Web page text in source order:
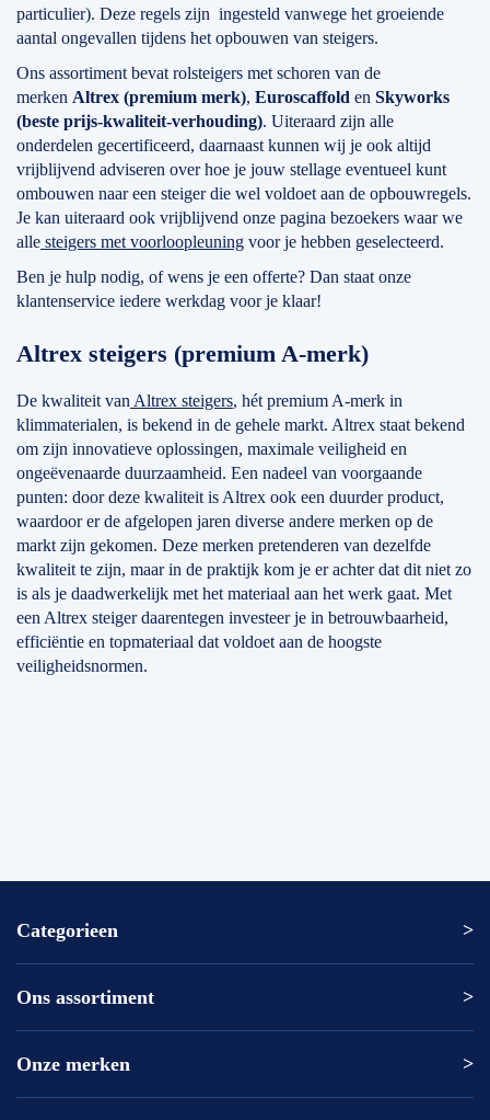
particulier). Deze regels zijn ingesteld vanwege het groeiende
aantal ongevallen tijdens het opbouwen van steigers.
Ons assortiment bevat rolsteigers met schoren van de
merken Altrex (premium merk), Euroscaffold en Skyworks
(beste prijs-kwaliteit-verhouding). Uiteraard zijn alle
onderdelen gecertificeerd, daarnaast kunnen wij je ook altijd
vrijblijvend adviseren over hoe je jouw stellage eventueel kunt
ombouwen naar een steiger die wel voldoet aan de opbouwregels.
Je kan uiteraard ook vrijblijvend onze pagina bezoekers waar we
alle steigers met voorloopleuning voor je hebben geselecteerd.
Ben je hulp nodig, of wens je een offerte? Dan staat onze
klantenservice iedere werkdag voor je klaar!
Altrex steigers (premium A-merk)
De kwaliteit van Altrex steigers, hét premium A-merk in
klimmaterialen, is bekend in de gehele markt. Altrex staat bekend
om zijn innovatieve oplossingen, maximale veiligheid en
ongeëvenaarde duurzaamheid. Een nadeel van voorgaande
punten: door deze kwaliteit is Altrex ook een duurder product,
waardoor er de afgelopen jaren diverse andere merken op de
markt zijn gekomen. Deze merken pretenderen van dezelfde
kwaliteit te zijn, maar in de praktijk kom je er achter dat dit niet zo
is als je daadwerkelijk met het materiaal aan het werk gaat. Met
een Altrex steiger daarentegen investeer je in betrouwbaarheid,
efficiëntie en topmateriaal dat voldoet aan de hoogste
veiligheidsnormen.
Categorieen
Altrex ladder
Altrex trap
Altrex kamersteiger
Rolsteiger kopen
Ons assortiment
Altrex
ASC
Onze merken